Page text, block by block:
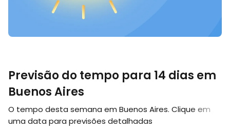
Previsão do tempo para 14 dias em
Buenos Aires
O tempo desta semana em Buenos Aires. Clique em
uma data para previsões detalhadas